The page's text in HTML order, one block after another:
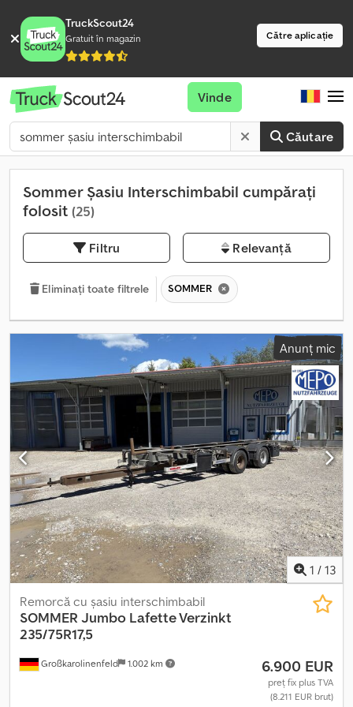
TruckScout24
Gratuit în magazin Către aplicație
Căutare
Vinde
Sommer Șasiu Interschimbabil cumpărați
folosit (25)
Filtru Relevanță
Eliminați toate filtrele SOMMER
Anunț mic
1 / 13
Großkarolinenfeld 1.002 km
Remorcă cu șasiu interschimbabil
SOMMER Jumbo Lafette Verzinkt
235/75R17,5
6.900 EUR
preț fix plus TVA
(8.211 EUR brut)